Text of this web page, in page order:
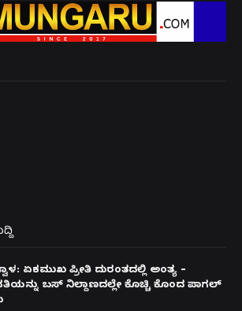
ಏಕಮುಖ ಪ್ರೀತಿ ದುರಂತದಲ್ಲಿ ಅಂತ್ಯ –
ಬಸ್ ನಿಲ್ದಾಣದಲ್ಲೇ ಕೊಚ್ಚಿ ಕೊಂದ ಪಾಗಲ್